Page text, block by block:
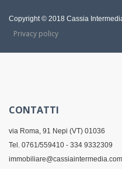
Copyright © 2018 Cassia
Privacy policy
CONTATTI
via Roma, 91 Nepi (VT) 01036
Tel. 0761/559410 - 334 9332309
immobiliare@cassiaintermedia.com